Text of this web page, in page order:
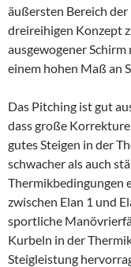
äußersten Bereich
dreireihigen Konzept
ausgewogener
einem hohen Maß an
Das Pitching ist gut
dass große
gutes Steigen in der
schwacher als auch
Thermikbedingungen
zwischen Elan 1 und
sportliche
Kurbeln in der
Steigleistung